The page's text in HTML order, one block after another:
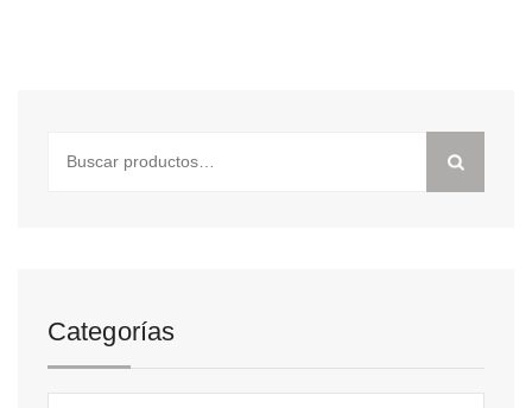
Categorías